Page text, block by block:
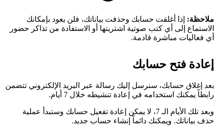
ملاحظة: إذا أغلقت حسابك وحذفت بياناتك، فلن يعود بإمكانك
الاستماع إلى أي كتب صوتية اشتريتها أو الاستفادة من تذاكر حضور
أي فعاليات مباشرة قادمة.
إعادة فتح حسابك
بعد إغلاق حسابك، سنرسل إليك رسالة عبر البريد الإلكتروني تتضمن
رابطاً يمكنك استخدامه في إعادة تنشيطه خلال 7 أيام.
وبعد تلك الأيام الـ 7، لا يمكن إعادة تفعيل حسابك وستبدأ عملية
حذف بياناتك. ويمكنك دائماً إنشاء حساب جديد.